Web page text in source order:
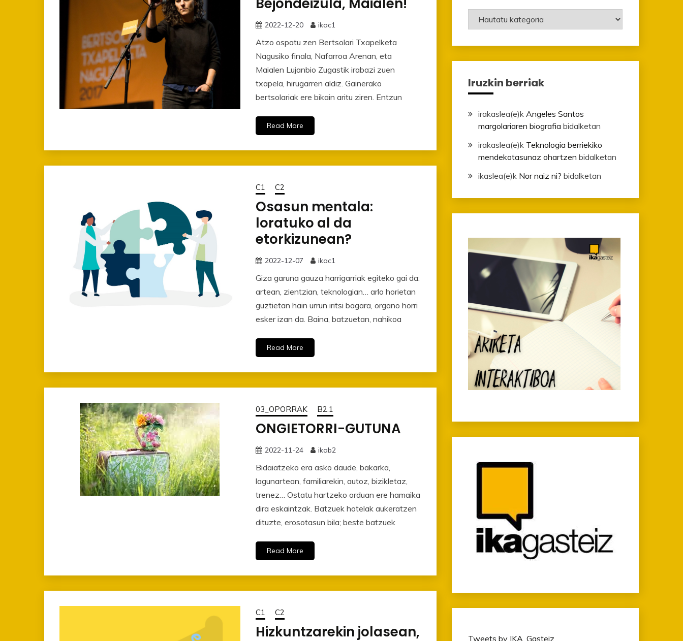
2022-12-20 ikac1
Atzo ospatu zen Bertsolari Txapelketa
Nagusiko finala, Nafarroa Arenan, eta
Maialen Lujanbio Zugastik irabazi zuen
txapela, hirugarren aldiz. Gainerako
bertsolariak ere bikain aritu ziren. Entzun
Read More
C1 C2
Osasun mentala:
loratuko al da
etorkizunean?
2022-12-07 ikac1
Giza garuna gauza harrigarriak egiteko gai da:
artean, zientzian, teknologian… arlo horietan
guztietan hain urrun iritsi bagara, organo horri
esker izan da. Baina, batzuetan, nahikoa
Read More
03_OPORRAK B2.1
ONGIETORRI-GUTUNA
2022-11-24 ikab2
Bidaiatzeko era asko daude, bakarka,
lagunartean, familiarekin, autoz, bizikletaz,
trenez… Ostatu hartzeko orduan ere hamaika
dira eskaintzak. Batzuek hotelak aukeratzen
dituzte, erosotasun bila; beste batzuek
Read More
C1 C2
Hizkuntzarekin jolasean,
Mailak
Iruzkin berriak
irakaslea(e)k Angeles Santos
margolariaren biografia bidalketan
irakaslea(e)k Teknologia berriekiko
mendekotasunaz ohartzen bidalketan
ikaslea(e)k Nor naiz ni? bidalketan
Tweets by IKA_Gasteiz